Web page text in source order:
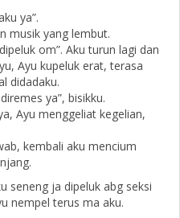
ya”.
musik yang lembut.
om”. Aku turun lagi dan
Ayu kupeluk erat, terasa
didadaku.
ya”, bisikku.
Ayu menggeliat kegelian,
kembali aku mencium
seneng ja dipeluk abg seksi
nempel terus ma aku.